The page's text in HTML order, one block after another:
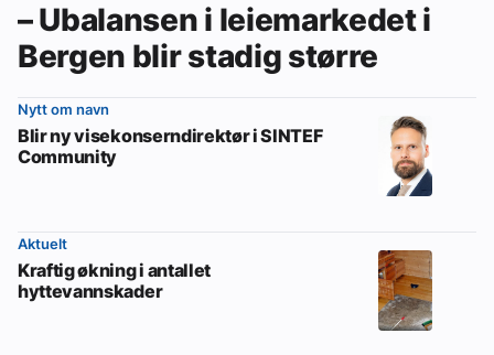
– Ubalansen i leiemarkedet i
Bergen blir stadig større
Nytt om navn
Blir ny visekonserndirektør i SINTEF
Community
Aktuelt
Kraftig økning i antallet
hyttevannskader